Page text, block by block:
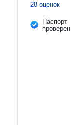
28 оценок
Паспорт
проверен